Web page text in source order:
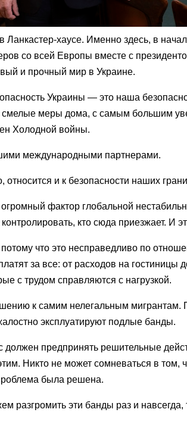
Ланкастер-хаусе. Именно здесь, в
со всей Европы вместе с
и прочный мир в Украине.
Украины — это наша
смелые меры дома, с самым большим
Холодной войны.
международными партнерами.
и к безопасности наших
фактор глобальной
кто сюда приезжает. И
потому что это несправедливо по
за все: от расходов на гостиницы
с трудом справляются с нагрузкой.
к самим нелегальным мигрантам.
эксплуатируют подлые банды.
должен предпринять решительные
Никто не может сомневаться в том,
была решена.
разгромить эти банды раз и навсегда,